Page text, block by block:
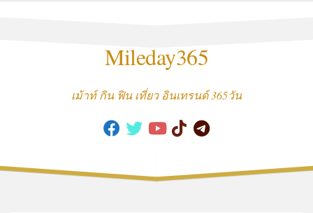
Mileday365
เม้าท์ กิน ฟิน เที่ยว อินเทรนด์ 365วัน